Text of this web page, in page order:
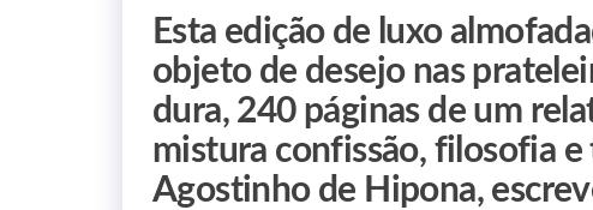
Esta edição de luxo
objeto de desejo nas
dura, 240 páginas de um
mistura confissão, filosofia
Agostinho de Hipona,